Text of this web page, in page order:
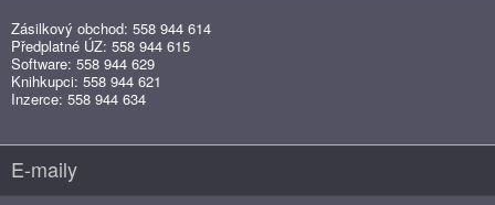
Zásilkový obchod: 558 944 614
Předplatné ÚZ: 558 944 615
Software: 558 944 629
Knihkupci: 558 944 621
Inzerce: 558 944 634
E-maily